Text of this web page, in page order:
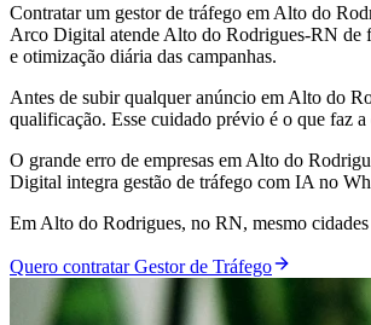
Contratar um gestor de tráfego em Alto do
Arco Digital atende Alto do Rodrigues-RN de
e otimização diária das campanhas.
Antes de subir qualquer anúncio em Alto do
qualificação. Esse cuidado prévio é o que faz
O grande erro de empresas em Alto do
Digital integra gestão de tráfego com IA no
Em Alto do Rodrigues, no RN, mesmo
Quero contratar Gestor de Tráfego